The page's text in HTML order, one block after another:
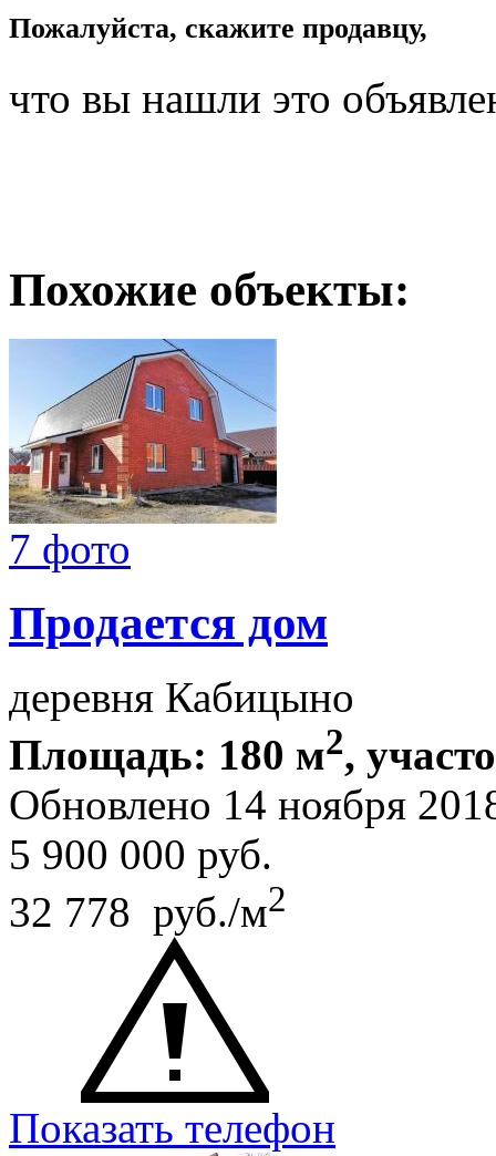
Пожалуйста, скажите продавцу,
что вы нашли это
Похожие объекты:
7 фото
Продается дом
деревня Кабицыно
Площадь: 180 м2,
Обновлено 14 ноября
5 900 000 руб.
32 778 руб./м2
Показать телефон